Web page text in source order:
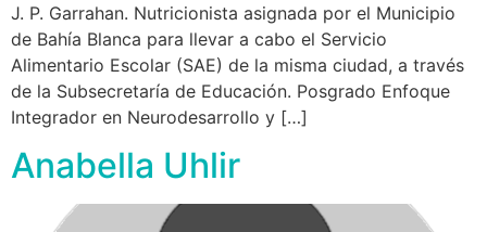
J. P. Garrahan. Nutricionista asignada por el Municipio
de Bahía Blanca para llevar a cabo el Servicio
Alimentario Escolar (SAE) de la misma ciudad, a través
de la Subsecretaría de Educación. Posgrado Enfoque
Integrador en Neurodesarrollo y […]
Anabella Uhlir